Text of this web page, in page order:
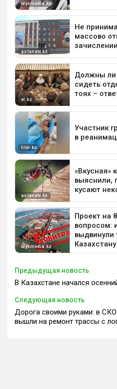
Предыдущая новость
В Казахстане начался
Следующая новость
Дорога своими руками: в
вышли на ремонт трассы с